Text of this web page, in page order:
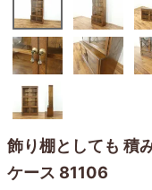
飾り棚としても 積
ケース 81106